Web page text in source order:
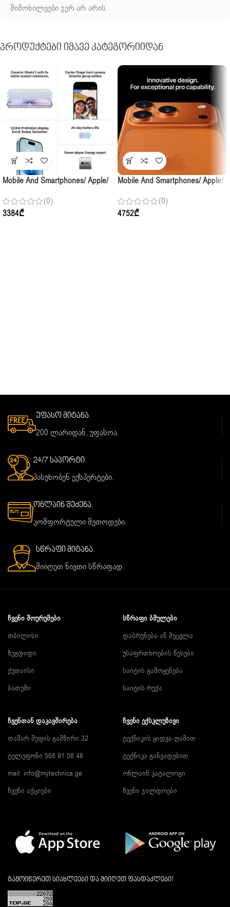
მიმოხილვები ჯერ არ არის.
Პროდუქტები Იმავე Კატეგორიიდან
Mobile And Smartphones/ Apple/
(0)
3384₾
Mobile And Smartphones/ Apple/
Cosmic Orange
(0)
4752₾
უფასო მიტანა.
200 ლარიდან, უფასოა.
24/7 საპორტი.
პასუხობენ ექსპერტები.
ონლაინ შეძენა.
კომფორტული მეთოდები.
სწრაფი მიტანა.
მიიღეთ ნივთი სწრაფად.
ᲩᲕᲔᲜᲘ ᲨᲝᲣᲠᲣᲛᲔᲑᲘ
თბილისი
ზუგდიდი
ქუთაისი
ბათუმი
ᲡᲬᲠᲐᲤᲘ ᲑᲛᲣᲚᲔᲑᲘ
დაბრუნება ან შეცვლა
უსაფრთხოების წესები
საიტის გამოყენება
საიტის რუქა
ᲩᲕᲔᲜᲗᲐᲜ ᲓᲐᲙᲐᲕᲨᲘᲠᲔᲑᲐ
თამარ მეფის გამზირი 32
ტელეფონი 568 91 08 48
mail: info@mytechnica.ge
ჩვენი აქციები
ᲩᲕᲔᲜᲘ ᲔᲥᲡᲙᲚᲣᲖᲘᲕᲘ
ტექნიკის ყიდვა ღამით
ტექნიკა განვადებით
ონლაინ კატალოგი
ჩვენი ჯილდოები
გამოიწერეთ სიახლეები და მიიღეთ ფასდაკლები!